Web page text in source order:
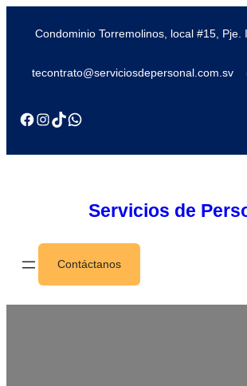
Condominio Torremolinos, local #15, Pje.
tecontrato@serviciosdepersonal.com.sv
Servicios de
Contáctanos